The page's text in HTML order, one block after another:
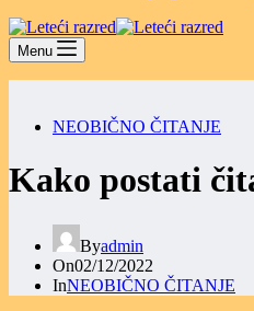
Menu
NEOBIČNO ČITANJE
Kako postati
Byadmin
On02/12/2022
InNEOBIČNO ČITANJE